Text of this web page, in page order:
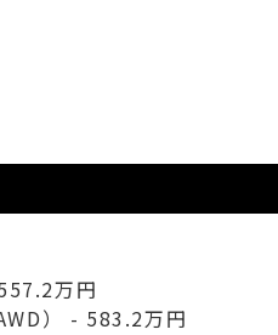
万円
） - 583.2万円